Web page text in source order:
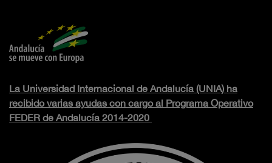
La Universidad Internacional de Andalucía (UNIA) ha
recibido varias ayudas con cargo al Programa Operativo
FEDER de Andalucía 2014-2020